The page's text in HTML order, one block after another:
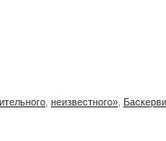
неизвестного»